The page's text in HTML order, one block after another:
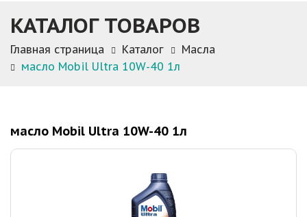
КАТАЛОГ ТОВАРОВ
Главная страница Каталог
Масла
масло Mobil Ultra 10W-40 1л
масло Mobil Ultra 10W-40 1л